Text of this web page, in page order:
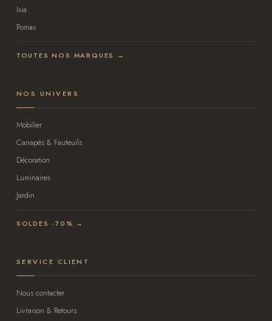
Ixia
Pomax
TOUTES NOS MARQUES →
NOS UNIVERS
Mobilier
Canapés & Fauteuils
Décoration
Luminaires
Jardin
SOLDES -70% →
SERVICE CLIENT
Nous contacter
Livraison & Retours